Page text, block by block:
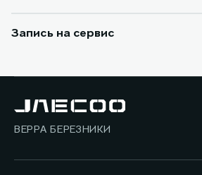
Запись на сервис
ВЕРРА БЕРЕЗНИКИ